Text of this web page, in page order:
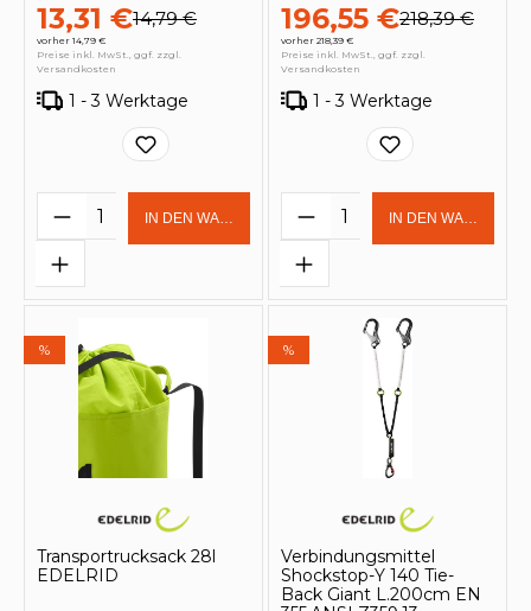
13,31 €14,79 €
vorher 14,79 €
Preise inkl. MwSt., ggf. zzgl.
Versandkosten
1 - 3 Werktage
Produkt Anzahl: Gib den
IN DEN WARENKORB
196,55 €218,39 €
vorher 218,39 €
Preise inkl. MwSt., ggf. zzgl.
Versandkosten
1 - 3 Werktage
Produkt Anzahl:
IN DEN
%
Transportrucksack 28l
EDELRID
%
Verbindungsmittel
Shockstop-Y 140 Tie-
Back Giant L.200cm EN